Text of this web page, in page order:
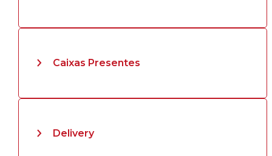
Caixas Presentes
Delivery